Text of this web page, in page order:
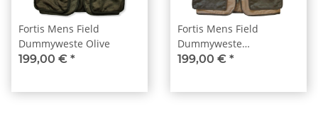
Fortis Mens Field
Dummyweste Olive
199,00 € *
Fortis Mens Field
Dummyweste
Olive/Coyote
199,00 € *